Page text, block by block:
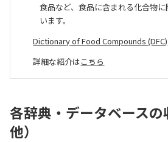
食品など、食品に含まれる化合物
います。
Dictionary of Food Compounds (DFC)
詳細な紹介はこちら
各辞典・データベース
他）